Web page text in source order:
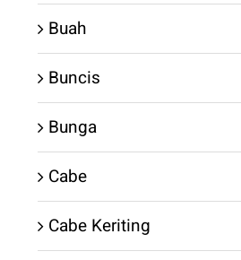
Buah
Buncis
Bunga
Cabe
Cabe Keriting